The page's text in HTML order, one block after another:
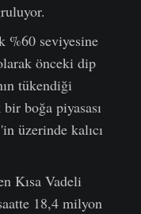
%60 seviyesine
önceki dip
tükendiği
boğa piyasası
üzerinde kalıcı
Kısa Vadeli
18,4 milyon